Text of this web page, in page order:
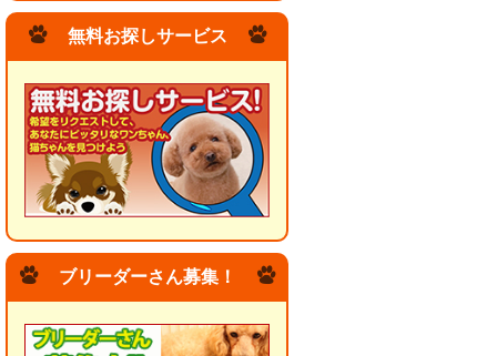
無料お探しサービス
ブリーダーさん募集！